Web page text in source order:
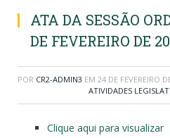
ATA DA SESSÃO
DE FEVEREIRO DE
POR CR2-ADMIN3 EM 24 DE FEVEREIRO
ATIVIDADES
Clique aqui para visualizar